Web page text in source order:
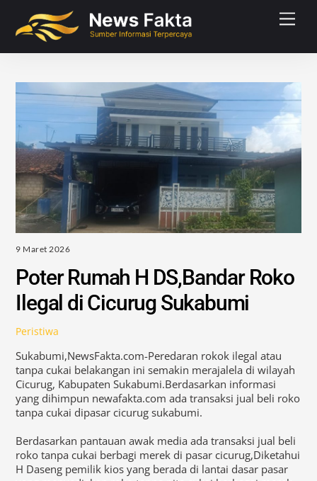
content
9 Maret 2026
Poter Rumah H DS,Bandar Roko
Ilegal di Cicurug Sukabumi
Peristiwa
Sukabumi,NewsFakta.com-Peredaran rokok ilegal atau
tanpa cukai belakangan ini semakin merajalela di wilayah
Cicurug, Kabupaten Sukabumi.Berdasarkan informasi
yang dihimpun newafakta.com ada transaksi jual beli roko
tanpa cukai dipasar cicurug sukabumi.
Berdasarkan pantauan awak media ada transaksi jual beli
roko tanpa cukai berbagi merek di pasar cicurug,Diketahui
H Daseng pemilik kios yang berada di lantai dasar pasar